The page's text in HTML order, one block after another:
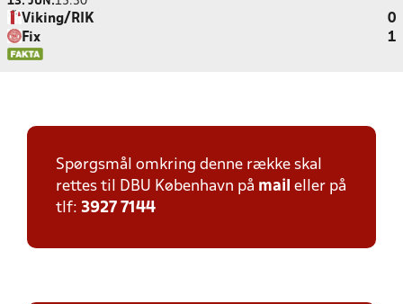
Viking/RIK
0
Fix
1
Spørgsmål omkring denne række skal
rettes til DBU København på mail eller på
tlf: 3927 7144